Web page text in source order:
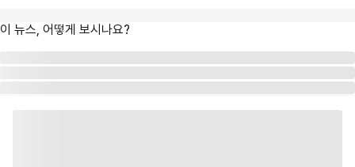
이 뉴스, 어떻게 보시나요?